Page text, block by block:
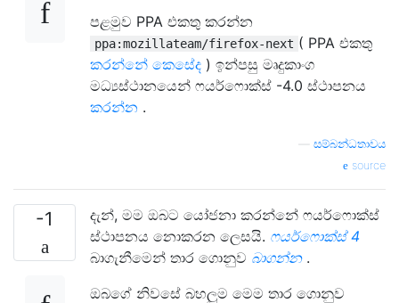
පළමුව PPA එකතු කරන්න
ppa:mozillateam/firefox-next ( PPA එකතු
කරන්නේ කෙසේද ) ඉන්පසු මෘදුකාංග
මධ්‍යස්ථානයෙන් ෆයර්ෆොක්ස් -4.0 ස්ථාපනය
කරන්න .
සම්බන්ධතාවය
source
-1
දැන්, මම ඔබට යෝජනා කරන්නේ ෆයර්ෆොක්ස්
ස්ථාපනය නොකරන ලෙසයි. ෆයර්ෆොක්ස් 4
බාගැනීමෙන් තාර ගොනුව බාගන්න.
ඔබගේ නිවසේ බහලුම මෙම තාර ගොනුව